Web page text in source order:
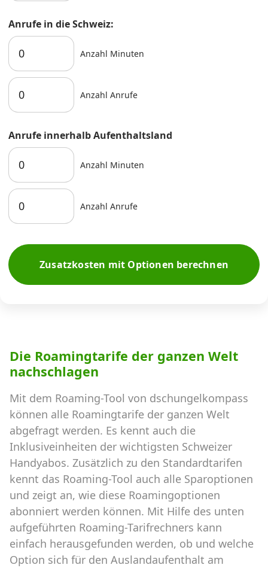
Anrufe in die Schweiz:
Anzahl Minuten
Anzahl Anrufe
Anrufe innerhalb Aufenthaltsland
Anzahl Minuten
Anzahl Anrufe
Zusatzkosten mit Optionen berechnen
Die Roamingtarife der ganzen Welt
nachschlagen
Mit dem Roaming-Tool von dschungelkompass
können alle Roamingtarife der ganzen Welt
abgefragt werden. Es kennt auch die
Inklusiveinheiten der wichtigsten Schweizer
Handyabos. Zusätzlich zu den Standardtarifen
kennt das Roaming-Tool auch alle Sparoptionen
und zeigt an, wie diese Roamingoptionen
abonniert werden können. Mit Hilfe des unten
aufgeführten Roaming-Tarifrechners kann
einfach herausgefunden werden, ob und welche
Option sich für den Auslandaufenthalt am